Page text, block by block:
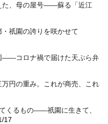
た、母の屋号――蘇る「近江
・祇園の誇りを咲かせて
――コロナ禍で届けた天ぷら弁
万円の重み。これが商売、これ
くるもの――祇園に生きて、
17